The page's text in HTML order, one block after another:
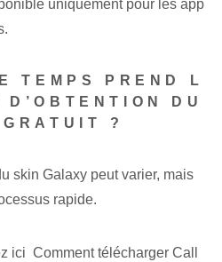
uniquement pour les app
TEMPS PREND L
D’OBTENTION DU
?
skin Galaxy peut varier, mais
rapide.
ici Comment télécharger Call